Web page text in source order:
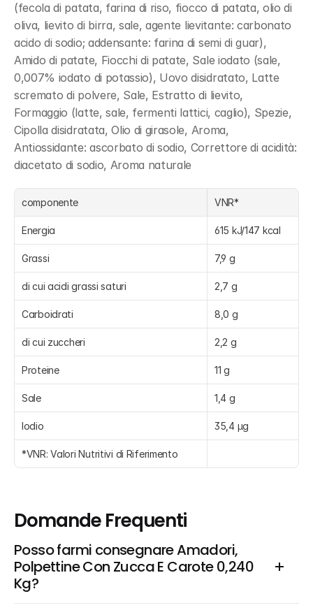
(fecola di patata, farina di riso, fiocco di patata, olio di
oliva, lievito di birra, sale, agente lievitante: carbonato
acido di sodio; addensante: farina di semi di guar),
Amido di patate, Fiocchi di patate, Sale iodato (sale,
0,007% iodato di potassio), Uovo disidratato, Latte
scremato di polvere, Sale, Estratto di lievito,
Formaggio (latte, sale, fermenti lattici, caglio), Spezie,
Cipolla disidratata, Olio di girasole, Aroma,
Antiossidante: ascorbato di sodio, Correttore di acidità:
diacetato di sodio, Aroma naturale
componente VNR*
Energia 615 kJ/147 kcal
Grassi 7,9 g
di cui acidi grassi saturi 2,7 g
Carboidrati 8,0 g
di cui zuccheri 2,2 g
Proteine 11 g
Sale 1,4 g
Iodio 35,4 µg
*VNR: Valori Nutritivi di Riferimento
Domande Frequenti
Posso farmi consegnare Amadori,
Polpettine Con Zucca E Carote 0,240
Kg?